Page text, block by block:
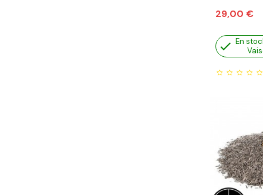
Prix
29,00 €
 En